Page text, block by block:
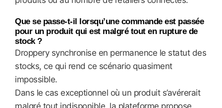
Que se passe-t-il lorsqu’une commande est passée
pour un produit qui est malgré tout en rupture de
stock ?
Droppery synchronise en permanence le statut des
stocks, ce qui rend ce scénario quasiment
impossible.
Dans le cas exceptionnel où un produit s’avérerait
malgré tout indisponible, la plateforme propose